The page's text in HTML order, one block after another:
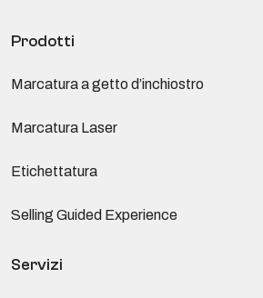
Prodotti
Marcatura a getto d’inchiostro
Marcatura Laser
Etichettatura
Selling Guided Experience
Servizi